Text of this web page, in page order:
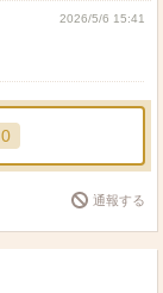
2026/5/6 15:41
0
通報する